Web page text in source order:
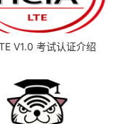
V1.0 考试认证介绍